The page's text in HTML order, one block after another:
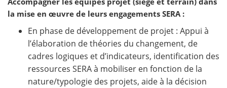
la mise en œuvre de leurs engagements SERA :
En phase de développement de projet : Appui à
l’élaboration de théories du changement, de
cadres logiques et d’indicateurs, identification des
ressources SERA à mobiliser en fonction de la
nature/typologie des projets, aide à la décision